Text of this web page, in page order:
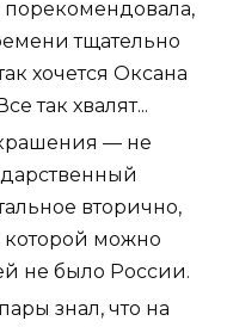
порекомендовала,
тщательно
хочется Оксана
так хвалят...
— не
вторично,
которой можно
не было России.
знал, что на